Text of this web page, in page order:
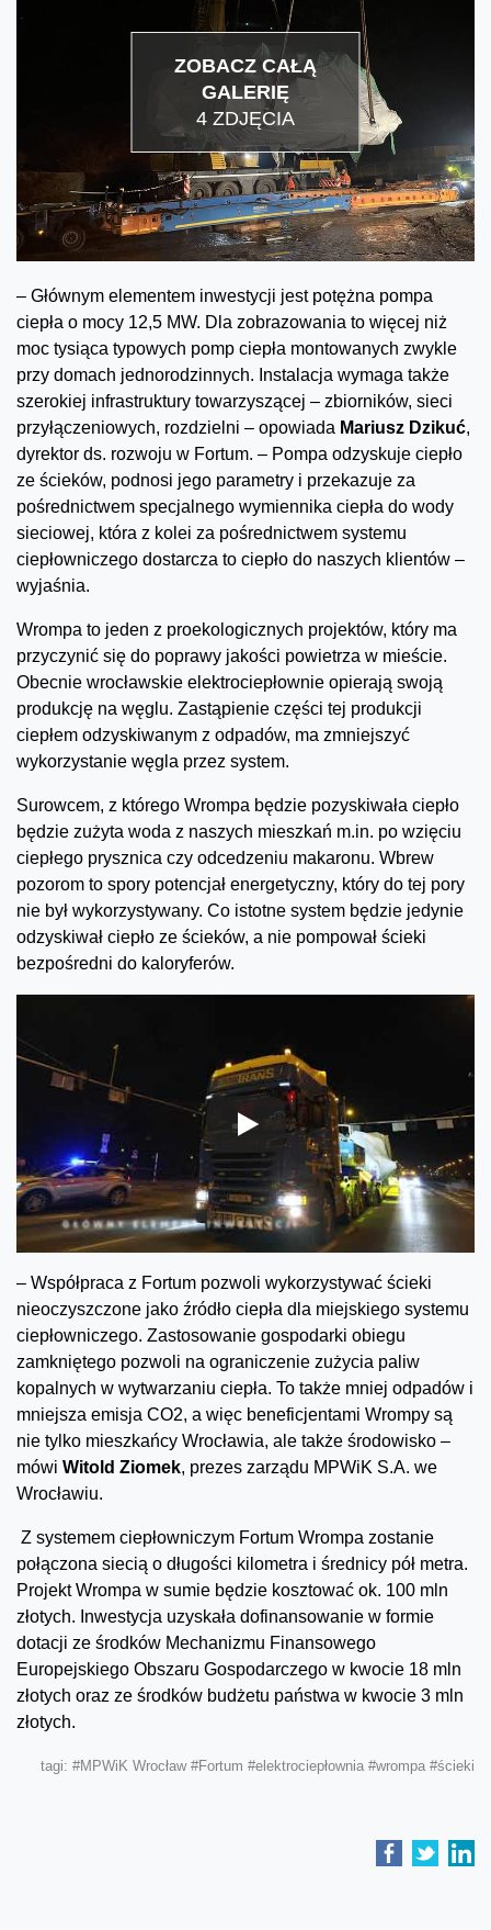
ZOBACZ CAŁĄ
GALERIĘ
4 ZDJĘCIA
– Głównym elementem inwestycji jest potężna pompa
ciepła o mocy 12,5 MW. Dla zobrazowania to więcej niż
moc tysiąca typowych pomp ciepła montowanych zwykle
przy domach jednorodzinnych. Instalacja wymaga także
szerokiej infrastruktury towarzyszącej – zbiorników, sieci
przyłączeniowych, rozdzielni – opowiada Mariusz Dzikuć,
dyrektor ds. rozwoju w Fortum. – Pompa odzyskuje ciepło
ze ścieków, podnosi jego parametry i przekazuje za
pośrednictwem specjalnego wymiennika ciepła do wody
sieciowej, która z kolei za pośrednictwem systemu
ciepłowniczego dostarcza to ciepło do naszych klientów –
wyjaśnia.
Wrompa to jeden z proekologicznych projektów, który ma
przyczynić się do poprawy jakości powietrza w mieście.
Obecnie wrocławskie elektrociepłownie opierają swoją
produkcję na węglu. Zastąpienie części tej produkcji
ciepłem odzyskiwanym z odpadów, ma zmniejszyć
wykorzystanie węgla przez system.
Surowcem, z którego Wrompa będzie pozyskiwała ciepło
będzie zużyta woda z naszych mieszkań m.in. po wzięciu
ciepłego prysznica czy odcedzeniu makaronu. Wbrew
pozorom to spory potencjał energetyczny, który do tej pory
nie był wykorzystywany. Co istotne system będzie jedynie
odzyskiwał ciepło ze ścieków, a nie pompował ścieki
bezpośredni do kaloryferów.
– Współpraca z Fortum pozwoli wykorzystywać ścieki
nieoczyszczone jako źródło ciepła dla miejskiego systemu
ciepłowniczego. Zastosowanie gospodarki obiegu
zamkniętego pozwoli na ograniczenie zużycia paliw
kopalnych w wytwarzaniu ciepła. To także mniej odpadów i
mniejsza emisja CO2, a więc beneficjentami Wrompy są
nie tylko mieszkańcy Wrocławia, ale także środowisko –
mówi Witold Ziomek, prezes zarządu MPWiK S.A. we
Wrocławiu.
Z systemem ciepłowniczym Fortum Wrompa zostanie
połączona siecią o długości kilometra i średnicy pół metra.
Projekt Wrompa w sumie będzie kosztować ok. 100 mln
złotych. Inwestycja uzyskała dofinansowanie w formie
dotacji ze środków Mechanizmu Finansowego
Europejskiego Obszaru Gospodarczego w kwocie 18 mln
złotych oraz ze środków budżetu państwa w kwocie 3 mln
złotych.
tagi: #MPWiK Wrocław #Fortum #elektrociepłownia #wrompa #ścieki